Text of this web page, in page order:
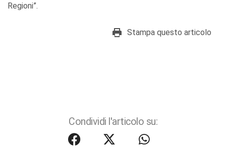
Regioni”.
Stampa questo articolo
Condividi l'articolo su: